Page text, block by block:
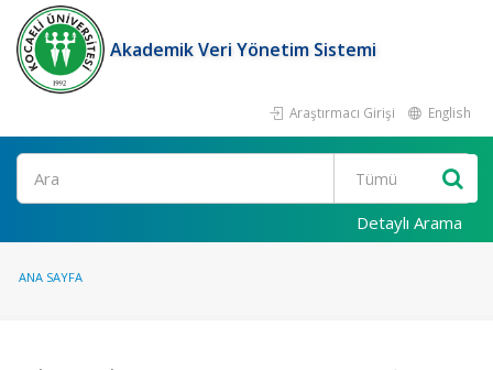
Akademik Veri Yönetim Sistemi
Araştırmacı Girişi English
Ara
Detaylı Arama
ANA SAYFA